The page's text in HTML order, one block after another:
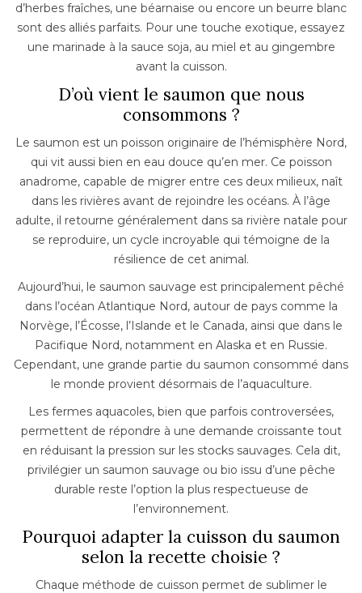
d’herbes fraîches, une béarnaise ou encore un beurre blanc
sont des alliés parfaits. Pour une touche exotique, essayez
une marinade à la sauce soja, au miel et au gingembre
avant la cuisson.
D’où vient le saumon que nous
consommons ?
Le saumon est un poisson originaire de l’hémisphère Nord,
qui vit aussi bien en eau douce qu’en mer. Ce poisson
anadrome, capable de migrer entre ces deux milieux, naît
dans les rivières avant de rejoindre les océans. À l’âge
adulte, il retourne généralement dans sa rivière natale pour
se reproduire, un cycle incroyable qui témoigne de la
résilience de cet animal.
Aujourd’hui, le saumon sauvage est principalement pêché
dans l’océan Atlantique Nord, autour de pays comme la
Norvège, l’Écosse, l’Islande et le Canada, ainsi que dans le
Pacifique Nord, notamment en Alaska et en Russie.
Cependant, une grande partie du saumon consommé dans
le monde provient désormais de l’aquaculture.
Les fermes aquacoles, bien que parfois controversées,
permettent de répondre à une demande croissante tout
en réduisant la pression sur les stocks sauvages. Cela dit,
privilégier un saumon sauvage ou bio issu d’une pêche
durable reste l’option la plus respectueuse de
l’environnement.
Pourquoi adapter la cuisson du saumon
selon la recette choisie ?
Chaque méthode de cuisson permet de sublimer le